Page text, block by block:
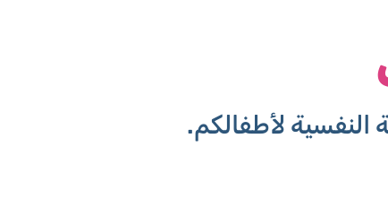
لأطفالكم.